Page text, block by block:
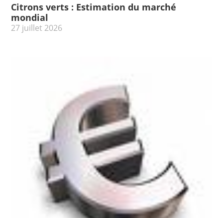
Citrons verts : Estimation du marché
mondial
27 juillet 2026